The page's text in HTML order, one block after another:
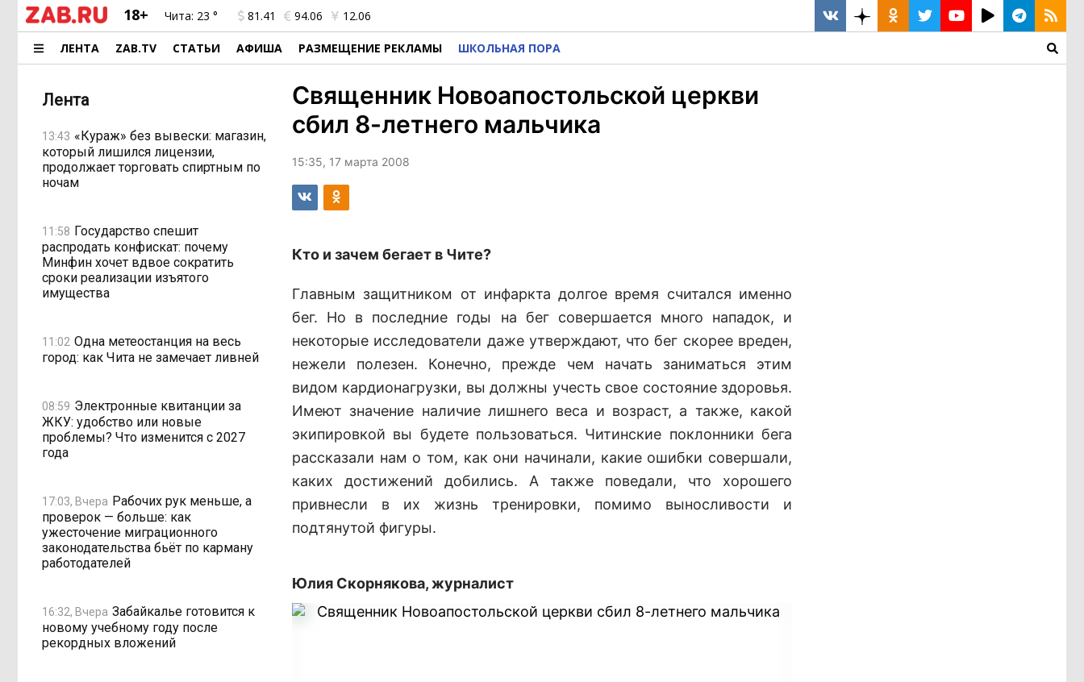
18+ Чита: 23 ° 81.41 94.06 12.06
ЛЕНТА ZAB.TV СТАТЬИ АФИША РАЗМЕЩЕНИЕ РЕКЛАМЫ ШКОЛЬНАЯ ПОРА
Лента
13:43 «Кураж» без вывески: магазин,
который лишился лицензии,
продолжает торговать спиртным по
ночам
11:58 Государство спешит
распродать конфискат: почему
Минфин хочет вдвое сократить
сроки реализации изъятого
имущества
11:02 Одна метеостанция на весь
город: как Чита не замечает ливней
08:59 Электронные квитанции за
ЖКУ: удобство или новые
проблемы? Что изменится с 2027
года
17:03, Вчера Рабочих рук меньше, а
проверок — больше: как
ужесточение миграционного
законодательства бьёт по карману
работодателей
16:32, Вчера Забайкалье готовится к
новому учебному году после
рекордных вложений
Священник Новоапостольской церкви
сбил 8-летнего мальчика
15:35, 17 марта 2008
Кто и зачем бегает в Чите?
Главным защитником от инфаркта долгое время считался именно
бег. Но в последние годы на бег совершается много нападок, и
некоторые исследователи даже утверждают, что бег скорее вреден,
нежели полезен. Конечно, прежде чем начать заниматься этим
видом кардионагрузки, вы должны учесть свое состояние здоровья.
Имеют значение наличие лишнего веса и возраст, а также, какой
экипировкой вы будете пользоваться. Читинские поклонники бега
рассказали нам о том, как они начинали, какие ошибки совершали,
каких достижений добились. А также поведали, что хорошего
привнесли в их жизнь тренировки, помимо выносливости и
подтянутой фигуры.
Юлия Скорнякова, журналист